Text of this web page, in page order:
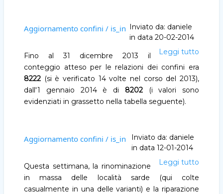
Aggiornamento confini / is_in Inviato da: daniele
in data 20-02-2014
Leggi tutto
Fino al 31 dicembre 2013 il
conteggio atteso per le relazioni dei confini era
8222 (si è verificato 14 volte nel corso del 2013),
dall'1 gennaio 2014 è di 8202(i valori sono
evidenziati in grassetto nella tabella seguente).
Aggiornamento confini / is_in Inviato da: daniele
in data 12-01-2014
Leggi tutto
Questa settimana, la rinominazione
in massa delle località sarde (qui colte
casualmente in una delle varianti) e la riparazione